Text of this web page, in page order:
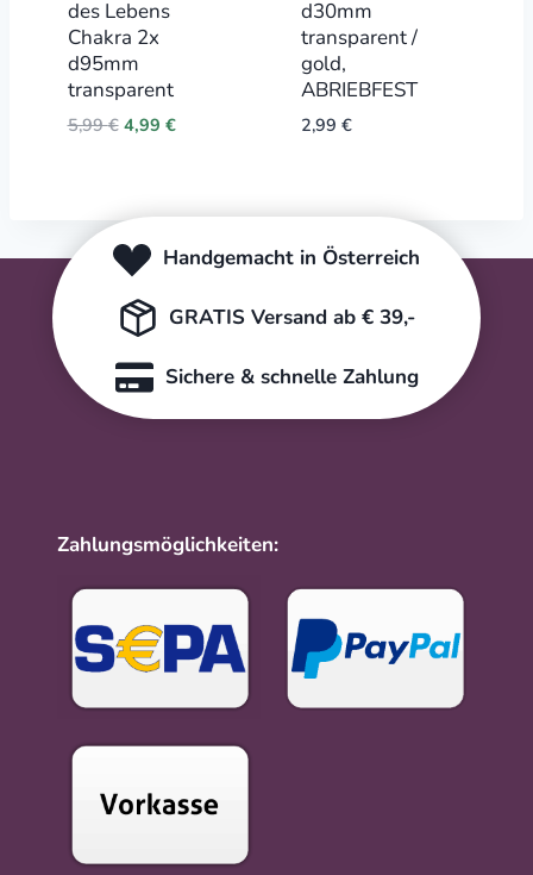
des Lebens
Chakra 2x
d95mm
transparent
5,99€ Original
4,99 €Current
d30mm
transparent /
gold,
ABRIEBFEST
2,99 €
Handgemacht in Österreich
GRATIS Versand ab € 39,-
Sichere & schnelle Zahlung
Zahlungsmöglichkeiten: